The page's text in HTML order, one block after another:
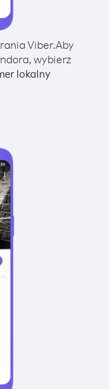
Viber.Aby
wybierz
lokalny